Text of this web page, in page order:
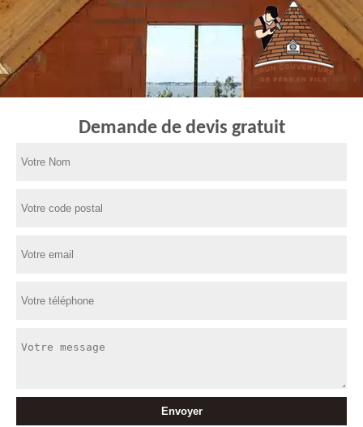
Demande de devis gratuit